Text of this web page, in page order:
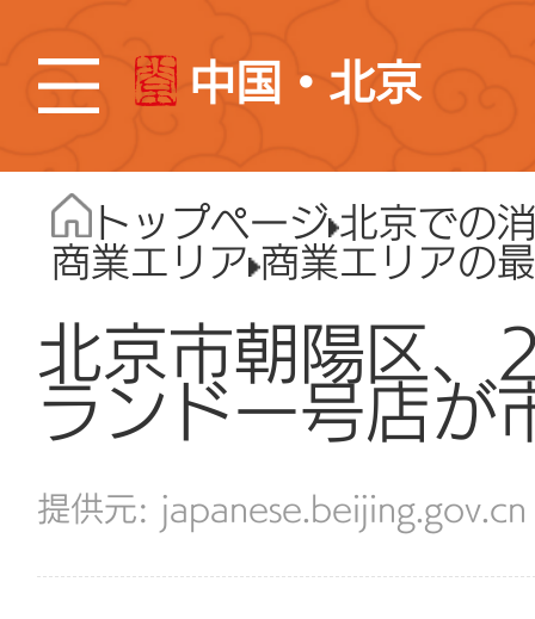
中国・北京
トップページ 北京での
商業エリア 商業エリアの
北京市朝陽区、
ランド一号店が
japanese.beijing.gov.cn